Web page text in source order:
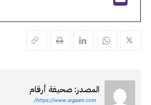
المصدر: صحيفة أرقام
https://www.argaam.com/